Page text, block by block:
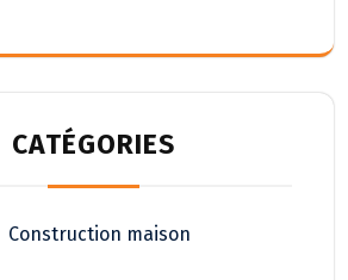
CATÉGORIES
Construction maison